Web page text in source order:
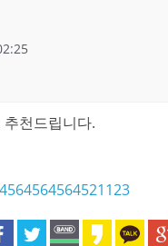
천드립니다.